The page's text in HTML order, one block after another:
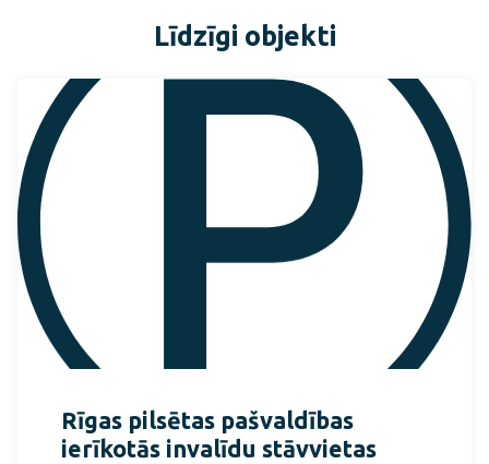
Līdzīgi objekti
Rīgas pilsētas pašvaldības
ierīkotās invalīdu stāvvietas